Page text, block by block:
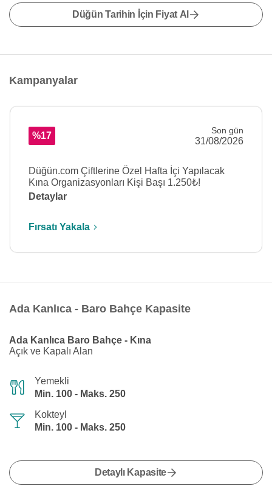
Düğün Tarihin İçin Fiyat Al
Kampanyalar
%17 Son gün
31/08/2026
Düğün.com Çiftlerine Özel Hafta İçi Yapılacak
Kına Organizasyonları Kişi Başı 1.250₺!
Detaylar
Fırsatı Yakala
Ada Kanlıca - Baro Bahçe Kapasite
Ada Kanlıca Baro Bahçe - Kına
Açık ve Kapalı Alan
Yemekli
Min. 100 - Maks. 250
Kokteyl
Min. 100 - Maks. 250
Detaylı Kapasite